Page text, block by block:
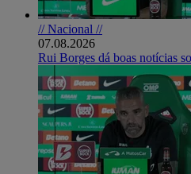
// Nacional //
07.08.2026
Rui Borges dá boas notícias